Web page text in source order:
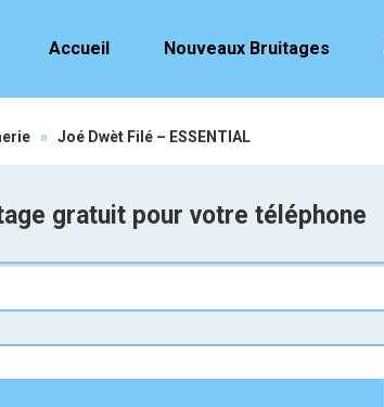
Accueil Nouveaux Bruitages
» Joé Dwèt Filé – ESSENTIAL
gratuit pour votre téléphone